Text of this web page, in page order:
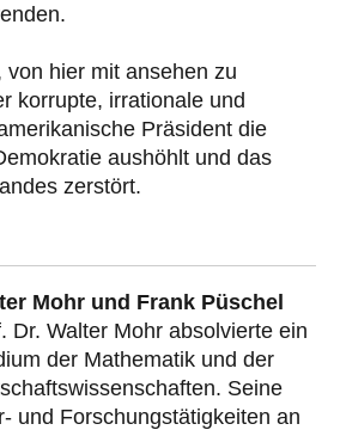
von hier mit ansehen zu
korrupte, irrationale und
Präsident die
aushöhlt und das
zerstört.
Mohr und Frank Püschel
Dr. Walter Mohr absolvierte ein
der Mathematik und der
Seine
und Forschungstätigkeiten an